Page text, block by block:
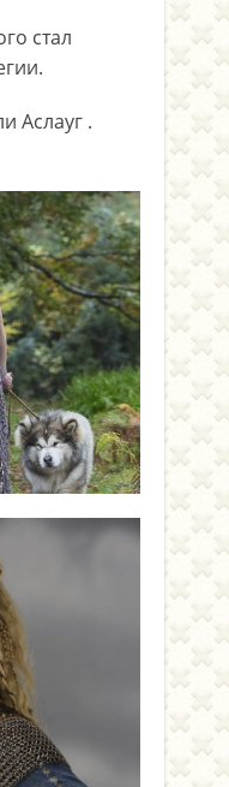
стал
Аслауг .